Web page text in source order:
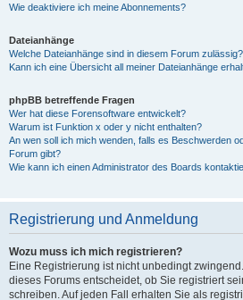
Wie deaktiviere ich meine Abonnements?
Dateianhänge
Welche Dateianhänge sind in diesem Forum zulässig?
Kann ich eine Übersicht all meiner Dateianhänge
phpBB betreffende Fragen
Wer hat diese Forensoftware entwickelt?
Warum ist Funktion x oder y nicht enthalten?
An wen soll ich mich wenden, falls es Beschwerden
Forum gibt?
Wie kann ich einen Administrator des Boards
Registrierung und Anmeldung
Wozu muss ich mich registrieren?
Eine Registrierung ist nicht unbedingt
dieses Forums entscheidet, ob Sie registriert
schreiben. Auf jeden Fall erhalten Sie als